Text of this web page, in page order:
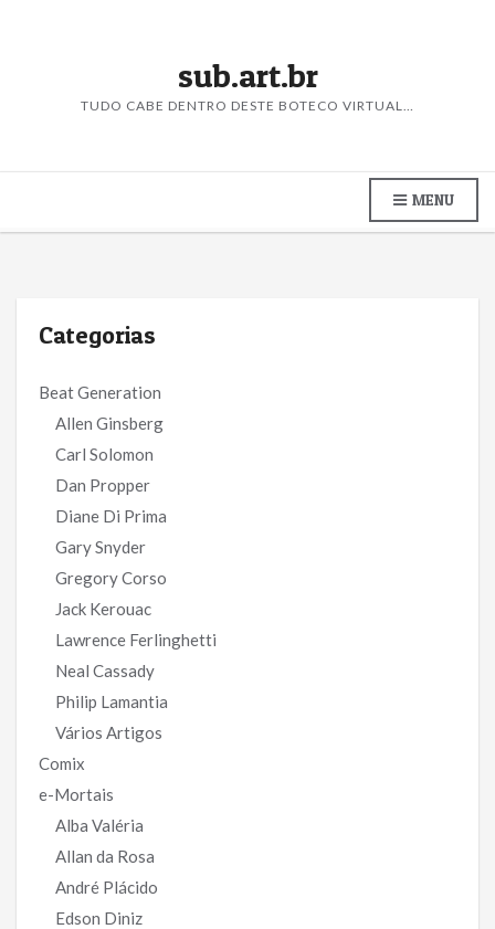
sub.art.br
TUDO CABE DENTRO DESTE BOTECO VIRTUAL…
MENU
Categorias
Beat Generation
Allen Ginsberg
Carl Solomon
Dan Propper
Diane Di Prima
Gary Snyder
Gregory Corso
Jack Kerouac
Lawrence Ferlinghetti
Neal Cassady
Philip Lamantia
Vários Artigos
Comix
e-Mortais
Alba Valéria
Allan da Rosa
André Plácido
Edson Diniz